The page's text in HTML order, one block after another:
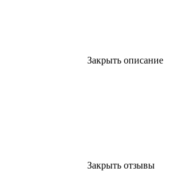
Закрыть описание
Закрыть отзывы